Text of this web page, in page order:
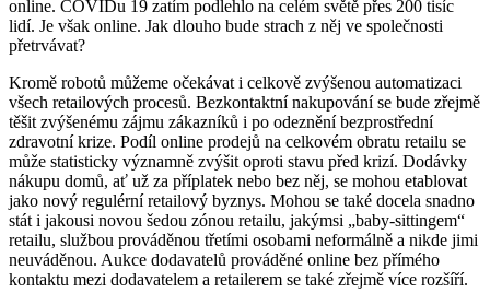
online. COVIDu 19 zatím podlehlo na celém světě přes 200 tisíc
lidí. Je však online. Jak dlouho bude strach z něj ve společnosti
přetrvávat?
Kromě robotů můžeme očekávat i celkově zvýšenou automatizaci
všech retailových procesů. Bezkontaktní nakupování se bude zřejmě
těšit zvýšenému zájmu zákazníků i po odeznění bezprostřední
zdravotní krize. Podíl online prodejů na celkovém obratu retailu se
může statisticky významně zvýšit oproti stavu před krizí. Dodávky
nákupu domů, ať už za příplatek nebo bez něj, se mohou etablovat
jako nový regulérní retailový byznys. Mohou se také docela snadno
stát i jakousi novou šedou zónou retailu, jakýmsi „baby-sittingem“
retailu, službou prováděnou třetími osobami neformálně a nikde jimi
neuváděnou. Aukce dodavatelů prováděné online bez přímého
kontaktu mezi dodavatelem a retailerem se také zřejmě více rozšíří.